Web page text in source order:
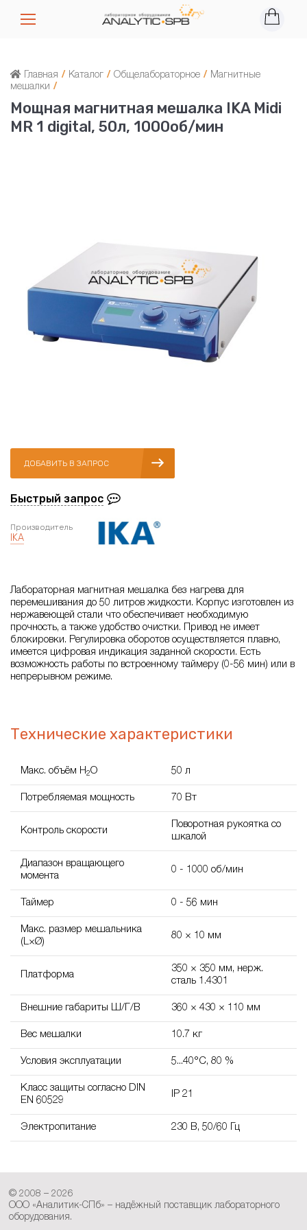
Главная / Каталог / Общелабораторное / Магнитные
мешалки /
Мощная магнитная мешалка IKA Midi
MR 1 digital, 50л, 1000об/мин
ДОБАВИТЬ В ЗАПРОС
Быстрый запрос
Производитель
IKA
Лабораторная магнитная мешалка без нагрева для
перемешивания до 50 литров жидкости. Корпус изготовлен из
нержавеющей стали что обеспечивает необходимую
прочность, а также удобство очистки. Привод не имеет
блокировки. Регулировка оборотов осуществляется плавно,
имеется цифровая индикация заданной скорости. Есть
возможность работы по встроенному таймеру (0-56 мин) или в
непрерывном режиме.
Технические характеристики
Макс. объём H2O 50 л
Потребляемая мощность 70 Вт
Контроль скорости
Поворотная рукоятка со
шкалой
Диапазон вращающего
момента
0 - 1000 об/мин
Таймер 0 - 56 мин
Макс. размер мешальника
(L×Ø)
80 × 10 мм
Платформа
350 × 350 мм, нерж.
сталь 1.4301
Внешние габариты Ш/Г/В 360 × 430 × 110 мм
Вес мешалки 10.7 кг
Условия эксплуатации 5...40°C, 80 %
Класс защиты согласно DIN
EN 60529
IP 21
Электропитание 230 В, 50/60 Гц
© 2008 – 2026
ООО «Аналитик-СПб» – надёжный поставщик лабораторного
оборудования.